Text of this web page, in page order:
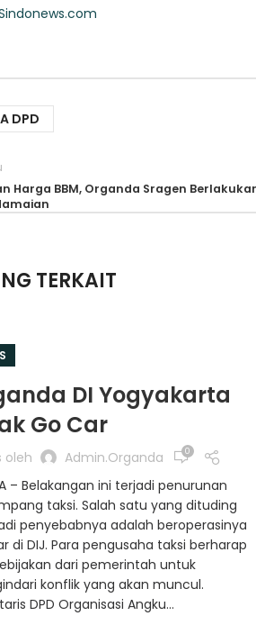
DPD
Harga BBM, Organda Sragen
TERKAIT
DI Yogyakarta
Go Car
oleh Admin.organda 0
– Belakangan ini terjadi penurunan
taksi. Salah satu yang dituding
penyebabnya adalah beroperasinya
di DIJ. Para pengusaha taksi berharap
dari pemerintah untuk
konflik yang akan muncul.
DPD Organisasi Angku...